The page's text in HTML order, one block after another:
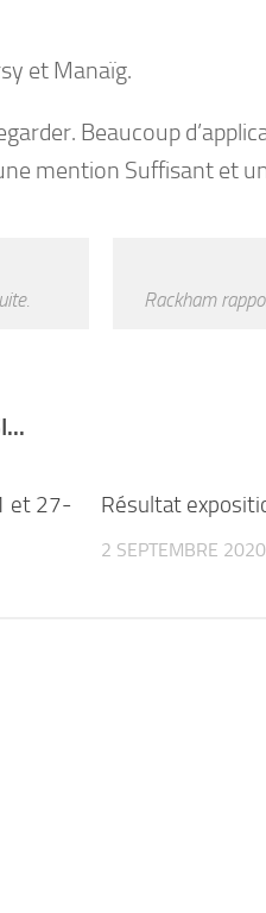
et Manaïg.
Beaucoup
mention Suffisant et
Rackham
et 27-
Résultat
2 SEPTEMBRE 2020